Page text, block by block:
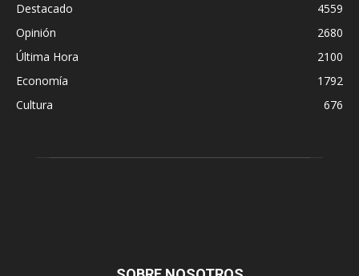
Destacado
4559
Opinión
2680
Última Hora
2100
Economía
1792
Cultura
676